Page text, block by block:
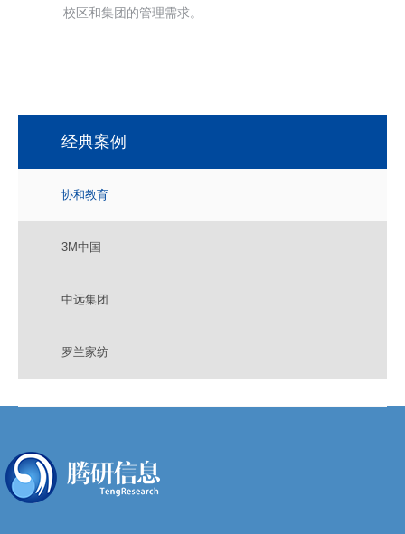
校区和集团的管理需求。
经典案例
协和教育
3M中国
中远集团
罗兰家纺